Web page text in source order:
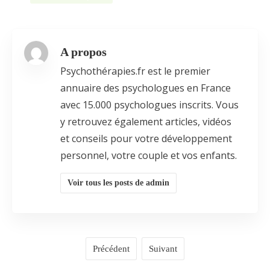
A propos
Psychothérapies.fr est le premier
annuaire des psychologues en France
avec 15.000 psychologues inscrits. Vous
y retrouvez également articles, vidéos
et conseils pour votre développement
personnel, votre couple et vos enfants.
Voir tous les posts de admin
Précédent Suivant